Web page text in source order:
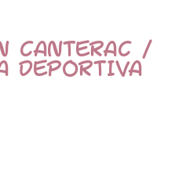
CANTERAC /
DEPORTIVA